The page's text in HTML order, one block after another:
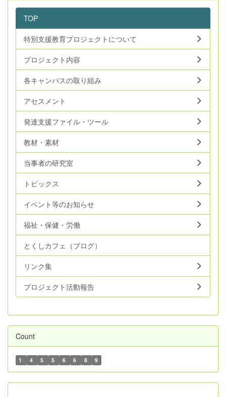
TOP
特別支援教育プロジェクトについて
プロジェクト内容
各キャンパスの取り組み
アセスメント
発達支援ファイル・ツール
教材・素材
当事者の研究室
トピックス
イベント等のお知らせ
福祉・保健・労働
とくしカフェ（ブログ）
リンク集
プロジェクト活動報告
Count
1 4 5 5 6 6 8 9